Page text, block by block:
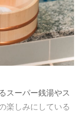
スーパー銭湯やス
楽しみにしている